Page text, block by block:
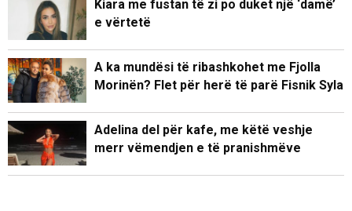
Kiara me fustan të zi po duket një ‘damë’
e vërtetë
A ka mundësi të ribashkohet me Fjolla
Morinën? Flet për herë të parë Fisnik Syla
Adelina del për kafe, me këtë veshje
merr vëmendjen e të pranishmëve